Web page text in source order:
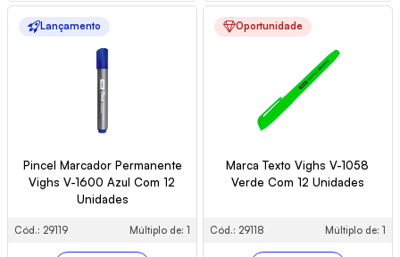
Lançamento
Pincel Marcador Permanente
Vighs V-1600 Azul Com 12
Unidades
Cód.: 29119 Múltiplo de: 1
Oportunidade
Marca Texto Vighs V-1058
Verde Com 12 Unidades
Cód.: 29118 Múltiplo de: 1